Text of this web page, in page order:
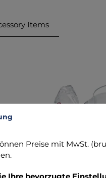
Items
Ambu SPUR II
Preise mit MwSt.
Ihre bevorzugte